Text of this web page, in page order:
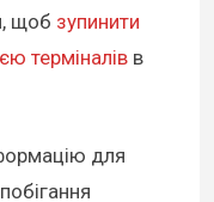
щоб зупинити
терміналів в
для